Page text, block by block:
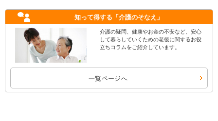
知って得する 「介護のそなえ」
介護の疑問、健康やお金の不安など、安心
して暮らしていくための老後に関するお役
立ちコラムをご紹介しています。
一覧ページへ